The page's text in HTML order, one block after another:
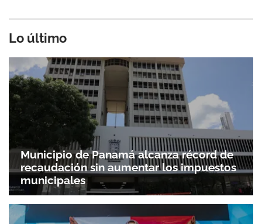
Lo último
Municipio de Panamá alcanza récord de
recaudación sin aumentar los impuestos
municipales